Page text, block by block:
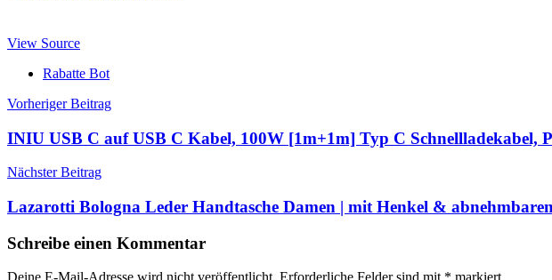
View Source
Rabatte Bot
Beitragsnavigation
Vorheriger Beitrag
INIU USB C auf USB C Kabel, 100W [1m+1m] Typ C Schnellladekabel,
Nächster Beitrag
Lazarotti Bologna Leder Handtasche Damen | mit Henkel &
Schreibe einen Kommentar